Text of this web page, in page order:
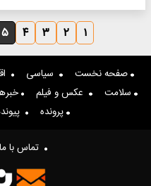
۱ ۲ ۳ ۴ ۵
صفحه نخست سیاسی
سلامت
عکس و فیلم
پرونده
تماس با ما